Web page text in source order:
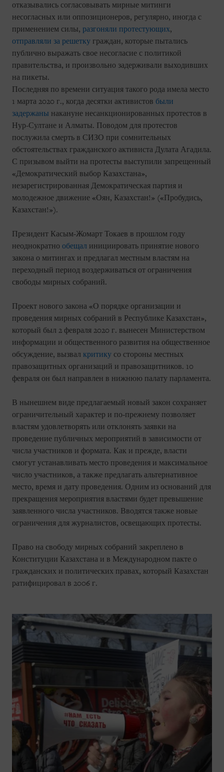
отказывались согласовывать мирные митинги
несогласных или оппозиционеров, регулярно, иногда с
применением силы, разгоняли протестующих,
отправляли за решетку граждан, которые пытались
публично выражать свое несогласие с политикой
правительства, и произвольно задерживали выходивших
на пикеты.
Последняя по времени ситуация такого рода имела место
1 марта 2020 г., когда десятки активистов были
задержаны накануне несанкционированных протестов в
Нур-Султане и Алматы. Поводом для протестов
послужила смерть в СИЗО при сомнительных
обстоятельствах гражданского активиста Дулата Агадила.
С призывом выйти на протесты выступили запрещенный
«Демократический выбор Казахстана»,
незарегистрированная Демократическая партия и
молодежное движение «Оян, Казахстан!» («Пробудись,
Казахстан!»).
Президент Касым-Жомарт Токаев в прошлом году
неоднократно обещал инициировать принятие нового
закона о митингах и предлагал местным властям на
переходный период воздерживаться от ограничения
свободы мирных собраний.
Проект нового закона «О порядке организации и
проведения мирных собраний в Республике Казахстан»,
который был 2 февраля 2020 г. вынесен Министерством
информации и общественного развития на общественное
обсуждение, вызвал критику со стороны местных
правозащитных организаций и правозащитников. 10
февраля он был направлен в нижнюю палату парламента.
В нынешнем виде предлагаемый новый закон сохраняет
ограничительный характер и по-прежнему позволяет
властям удовлетворять или отклонять заявки на
проведение публичных мероприятий в зависимости от
числа участников и формата. Как и прежде, власти
смогут устанавливать место проведения и максимальное
число участников, а также предлагать альтернативное
место, время и дату проведения. Одним из оснований для
прекращения мероприятия властями будет превышение
заявленного числа участников. Вводятся также новые
ограничения для журналистов, освещающих протесты.
Право на свободу мирных собраний закреплено в
Конституции Казахстана и в Международном пакте о
гражданских и политических правах, который Казахстан
ратифицировал в 2006 г.